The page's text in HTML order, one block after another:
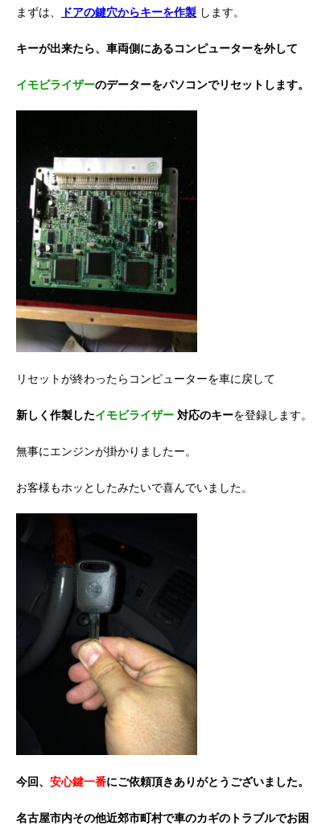
まずは、 ドアの鍵穴からキーを作製 します。
キーが出来たら、車両側にあるコンピューターを外して
イモビライザーのデーターをパソコンでリセットします。
リセットが終わったらコンピューターを車に戻して
新しく作製したイモビライザー 対応のキーを登録します。
無事にエンジンが掛かりましたー。
お客様もホッとしたみたいで喜んでいました。
今回、 安心鍵一番にご依頼頂きありがとうございました。
名古屋市内その他近郊市町村で車のカギのトラブルでお困